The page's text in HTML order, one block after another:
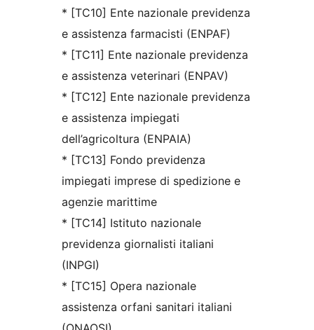
* [TC10] Ente nazionale previdenza
e assistenza farmacisti (ENPAF)
* [TC11] Ente nazionale previdenza
e assistenza veterinari (ENPAV)
* [TC12] Ente nazionale previdenza
e assistenza impiegati
dell’agricoltura (ENPAIA)
* [TC13] Fondo previdenza
impiegati imprese di spedizione e
agenzie marittime
* [TC14] Istituto nazionale
previdenza giornalisti italiani
(INPGI)
* [TC15] Opera nazionale
assistenza orfani sanitari italiani